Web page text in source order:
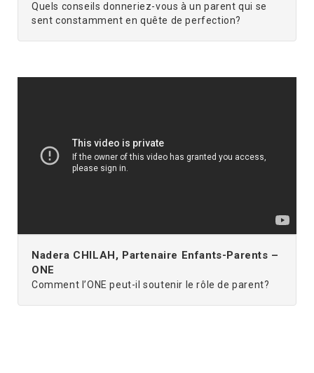
Quels conseils donneriez-vous à un parent qui se
sent constamment en quête de perfection?
Nadera CHILAH, Partenaire Enfants-Parents –
ONE
Comment l’ONE peut-il soutenir le rôle de parent?